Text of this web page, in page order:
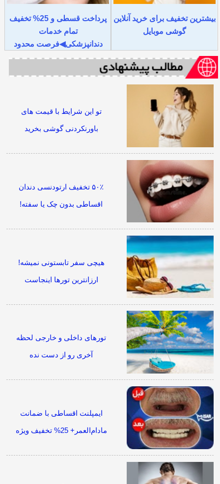
بیشترین تخفیف برای خرید آنلاین
گوشی موبایل
پرداخت قسطی و 25% تخفیف
تمام خدمات
دندانپزشکی◀فرصت محدود
تو این شرایط با قیمت های
باورنکردنی گوشی بخرید
۵۰٪ تخفیف ارتودنسی دندان
اقساطی بدون چک یا سفته!
هیچی سفر تابستونی نمیشه!
ارزانترین تورها اینجاست
تورهای داخلی و خارجی لحظه
آخری رو از دست نده
ایمپلنت اقساطی با ضمانت
مادام‌العمر+ 25% تخفیف ویژه